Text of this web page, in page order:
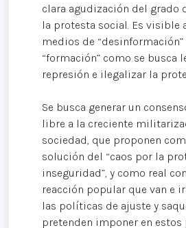
clara agudización del grado
la protesta social. Es visible
medios de “desinformación”
“formación” como se busca
represión e ilegalizar la
Se busca generar un
libre a la creciente
sociedad, que proponen
solución del “caos por la
inseguridad”, y como real
reacción popular que van e
las políticas de ajuste y
pretenden imponer en estos